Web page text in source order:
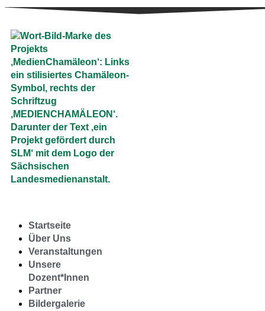
Startseite
Über Uns
Veranstaltungen
Unsere
Dozent*Innen
Partner
Bildergalerie